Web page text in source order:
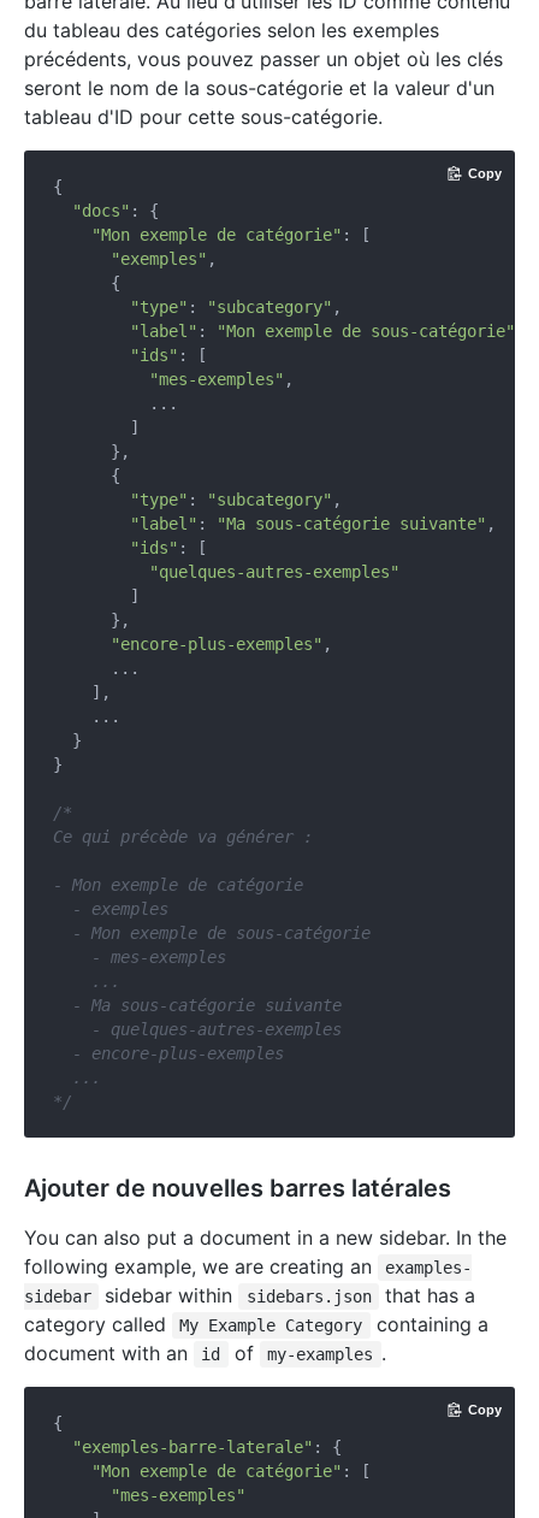
du tableau des catégories selon les exemples
précédents, vous pouvez passer un objet où les clés
seront le nom de la sous-catégorie et la valeur d'un
tableau d'ID pour cette sous-catégorie.
{
"docs" : {
"Mon exemple de catégorie" : [
"exemples" ,
      {
"type" : "subcategory" ,
"label" : "Mon exemple de sous-catégorie"
"ids" : [
"mes-exemples" ,
          ...
        ]
      },
      {
"type" : "subcategory" ,
"label" : "Ma sous-catégorie suivante" ,
"ids" : [
"quelques-autres-exemples"
        ]
      },
"encore-plus-exemples" ,
      ...
    ],
    ...
  }
}
/*
Ce qui précède va générer :
- Mon exemple de catégorie
  - exemples
  - Mon exemple de sous-catégorie
    - mes-exemples
    ...
  - Ma sous-catégorie suivante
    - quelques-autres-exemples
  - encore-plus-exemples
  ...
*/
Copy
Ajouter de nouvelles barres latérales
You can also put a document in a new sidebar. In the
following example, we are creating an
examples-
sidebar
sidebar within sidebars.json
that has a
category called
My Example Category
containing a
document with an
id of my-examples .
{
"exemples-barre-laterale" : {
"Mon exemple de catégorie" : [
"mes-exemples"
Copy